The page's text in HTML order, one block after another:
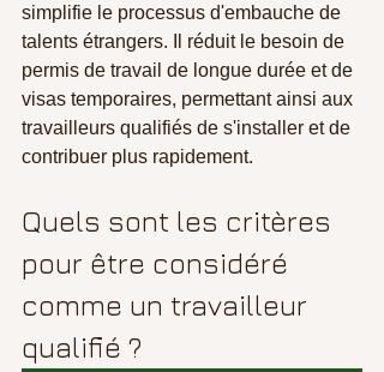
simplifie le processus d'embauche de
talents étrangers. Il réduit le besoin de
permis de travail de longue durée et de
visas temporaires, permettant ainsi aux
travailleurs qualifiés de s'installer et de
contribuer plus rapidement.
Quels sont les critères
pour être considéré
comme un travailleur
qualifié ?